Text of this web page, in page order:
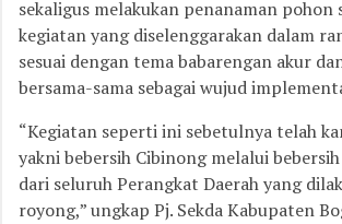
sekaligus melakukan penanaman
kegiatan yang diselenggarakan dalam
sesuai dengan tema babarengan akur
bersama-sama sebagai wujud
“Kegiatan seperti ini sebetulnya telah
yakni bebersih Cibinong melalui
dari seluruh Perangkat Daerah yang
royong,” ungkap Pj. Sekda Kabupaten